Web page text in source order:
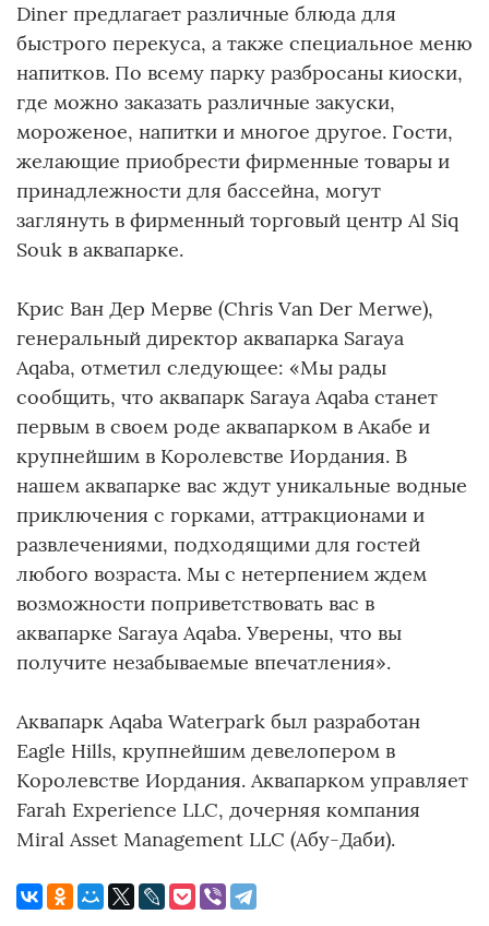
Diner предлагает различные блюда для
быстрого перекуса, а также специальное меню
напитков. По всему парку разбросаны киоски,
где можно заказать различные закуски,
мороженое, напитки и многое другое. Гости,
желающие приобрести фирменные товары и
принадлежности для бассейна, могут
заглянуть в фирменный торговый центр Al Siq
Souk в аквапарке.
Крис Ван Дер Мерве (Chris Van Der Merwe),
генеральный директор аквапарка Saraya
Aqaba, отметил следующее: «Мы рады
сообщить, что аквапарк Saraya Aqaba станет
первым в своем роде аквапарком в Акабе и
крупнейшим в Королевстве Иордания. В
нашем аквапарке вас ждут уникальные водные
приключения с горками, аттракционами и
развлечениями, подходящими для гостей
любого возраста. Мы с нетерпением ждем
возможности поприветствовать вас в
аквапарке Saraya Aqaba. Уверены, что вы
получите незабываемые впечатления».
Аквапарк Aqaba Waterpark был разработан
Eagle Hills, крупнейшим девелопером в
Королевстве Иордания. Аквапарком управляет
Farah Experience LLC, дочерняя компания
Miral Asset Management LLC (Абу-Даби).